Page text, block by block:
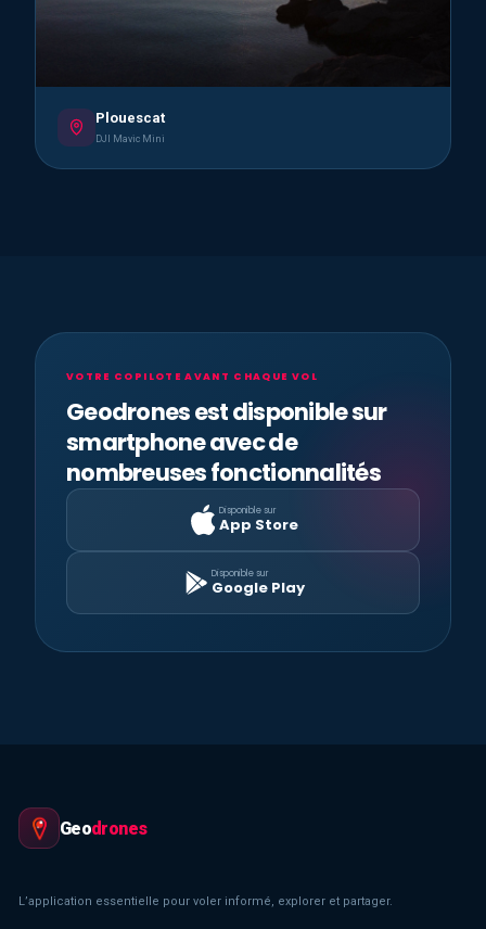
Plouescat
DJI Mavic Mini
VOTRE COPILOTE AVANT CHAQUE VOL
Geodrones est disponible sur
smartphone avec de
nombreuses fonctionnalités
Disponible sur
App Store
Disponible sur
Google Play
Geodrones
L’application essentielle pour voler informé, explorer et partager.